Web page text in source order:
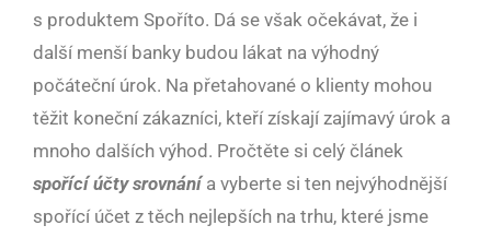
s produktem Spoříto. Dá se však očekávat, že i
další menší banky budou lákat na výhodný
počáteční úrok. Na přetahované o klienty mohou
těžit koneční zákazníci, kteří získají zajímavý úrok a
mnoho dalších výhod. Pročtěte si celý článek
spořící účty srovnánía vyberte si ten nejvýhodnější
spořící účet z těch nejlepších na trhu, které jsme